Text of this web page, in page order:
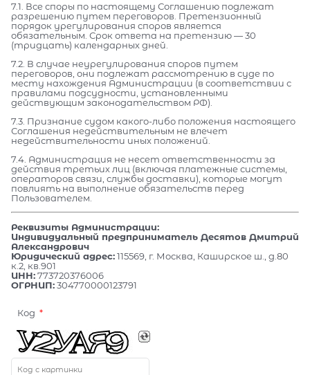
7.1. Все споры по настоящему Соглашению подлежат
разрешению путем переговоров. Претензионный
порядок урегулирования споров является
обязательным. Срок ответа на претензию — 30
(тридцать) календарных дней.
7.2. В случае неурегулирования споров путем
переговоров, они подлежат рассмотрению в суде по
месту нахождения Администрации (в соответствии с
правилами подсудности, установленными
действующим законодательством РФ).
7.3. Признание судом какого-либо положения настоящего
Соглашения недействительным не влечет
недействительности иных положений.
7.4. Администрация не несет ответственности за
действия третьих лиц (включая платежные системы,
операторов связи, службы доставки), которые могут
повлиять на выполнение обязательств перед
Пользователем.
Реквизиты Администрации:
Индивидуальный предприниматель Десятов Дмитрий
Александрович
Юридический адрес:115569, г. Москва, Каширское ш., д.80
к.2, кв.901
ИНН:773720376006
ОГРНИП:304770000123791
Код